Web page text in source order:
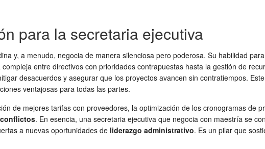
para la secretaria ejecutiva
y, a menudo, negocia de manera silenciosa pero poderosa. Su habilidad
entre directivos con prioridades contrapuestas hasta la gestión de
desacuerdos y asegurar que los proyectos avancen sin contratiempos.
ventajosas para todas las partes.
de mejores tarifas con proveedores, la optimización de los cronogramas de
. En esencia, una secretaria ejecutiva que negocia con maestría se
a nuevas oportunidades de liderazgo administrativo. Es un pilar que